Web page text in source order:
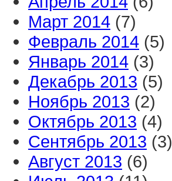
Март 2014 (7)
Февраль 2014 (5)
Январь 2014 (3)
Декабрь 2013 (5)
Ноябрь 2013 (2)
Октябрь 2013 (4)
Сентябрь 2013 (3)
Август 2013 (6)